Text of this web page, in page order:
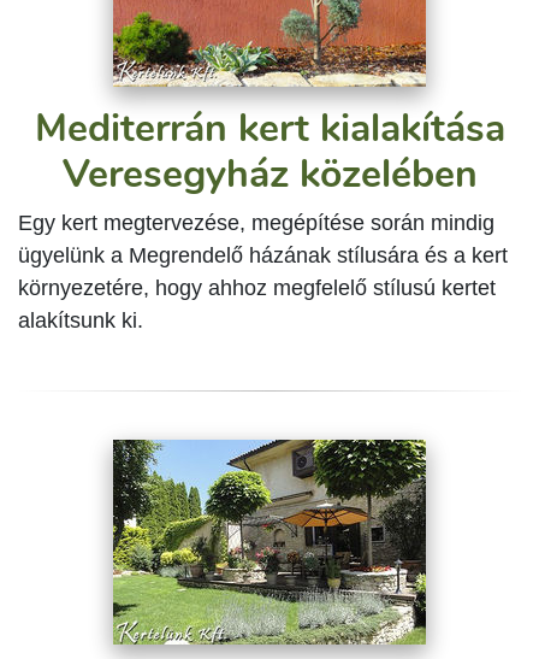
Mediterrán kert kialakítása
Veresegyház közelében
Egy kert megtervezése, megépítése során mindig
ügyelünk a Megrendelő házának stílusára és a kert
környezetére, hogy ahhoz megfelelő stílusú kertet
alakítsunk ki.